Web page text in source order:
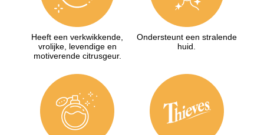
Heeft een verkwikkende,
vrolijke, levendige en
motiverende citrusgeur.
Ondersteunt een stralende
huid.